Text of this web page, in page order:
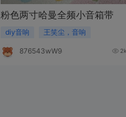
粉色两寸哈曼全频小音箱带
diy音响 王笑尘，音响
876543wW948P